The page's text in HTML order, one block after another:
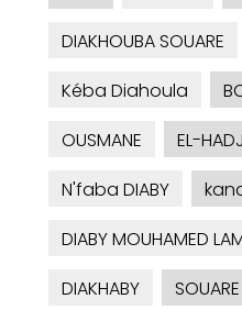
DIAKHOUBA SOUARE
Kéba Diahoula
OUSMANE
EL-
N'faba DIABY
DIABY MOUHAMED
DIAKHABY
SOUARE